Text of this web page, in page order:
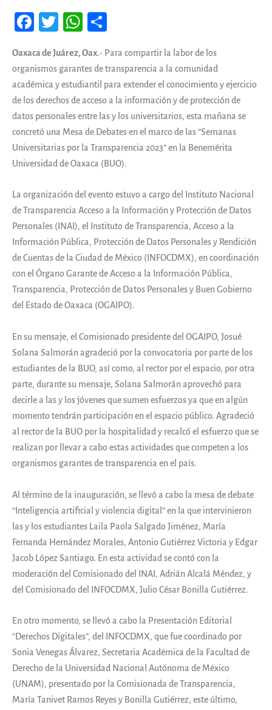
Fa
b
oo
k
T
tt
er
W
ts
A
pp
pa
rti
r
Oaxaca de Juárez, Oax.- Para compartir la labor de los
organismos garantes de transparencia a la comunidad
académica y estudiantil para extender el conocimiento y ejercicio
de los derechos de acceso a la información y de protección de
datos personales entre las y los universitarios, esta mañana se
concretó una Mesa de Debates en el marco de las “Semanas
Universitarias por la Transparencia 2023” en la Benemérita
Universidad de Oaxaca (BUO).
La organización del evento estuvo a cargo del Instituto Nacional
de Transparencia Acceso a la Información y Protección de Datos
Personales (INAI), el Instituto de Transparencia, Acceso a la
Información Pública, Protección de Datos Personales y Rendición
de Cuentas de la Ciudad de México (INFOCDMX), en coordinación
con el Órgano Garante de Acceso a la Información Pública,
Transparencia, Protección de Datos Personales y Buen Gobierno
del Estado de Oaxaca (OGAIPO).
En su mensaje, el Comisionado presidente del OGAIPO, Josué
Solana Salmorán agradeció por la convocatoria por parte de los
estudiantes de la BUO, así como, al rector por el espacio, por otra
parte, durante su mensaje, Solana Salmorán aprovechó para
decirle a las y los jóvenes que sumen esfuerzos ya que en algún
momento tendrán participación en el espacio público. Agradeció
al rector de la BUO por la hospitalidad y recalcó el esfuerzo que se
realizan por llevar a cabo estas actividades que competen a los
organismos garantes de transparencia en el país.
Al término de la inauguración, se llevó a cabo la mesa de debate
“Inteligencia artificial y violencia digital” en la que intervinieron
las y los estudiantes Laila Paola Salgado Jiménez, María
Fernanda Hernández Morales, Antonio Gutiérrez Victoria y Edgar
Jacob López Santiago. En esta actividad se contó con la
moderación del Comisionado del INAI, Adrián Alcalá Méndez, y
del Comisionado del INFOCDMX, Julio César Bonilla Gutiérrez.
En otro momento, se llevó a cabo la Presentación Editorial
“Derechos Digitales”, del INFOCDMX, que fue coordinado por
Sonia Venegas Álvarez, Secretaria Académica de la Facultad de
Derecho de la Universidad Nacional Autónoma de México
(UNAM), presentado por la Comisionada de Transparencia,
María Tanivet Ramos Reyes y Bonilla Gutiérrez, este último,